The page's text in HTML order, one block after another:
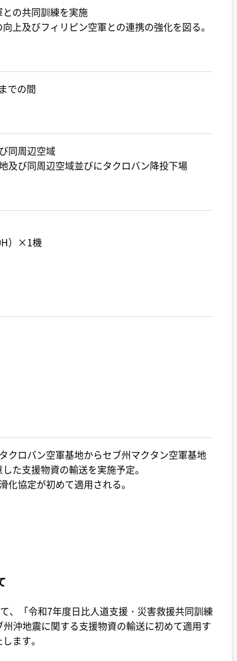
の共同訓練を実施
上及びフィリピン空軍との連携の強化を図る。
での間
同周辺空域
及び同周辺空域並びにタクロバン降投下場
）×1機
クロバン空軍基地からセブ州マクタン空軍基地
た支援物資の輸送を実施予定。
化協定が初めて適用される。
、「令和7年度日比人道支援・災害救援共同訓練
沖地震に関する支援物資の輸送に初めて適用す
ます。